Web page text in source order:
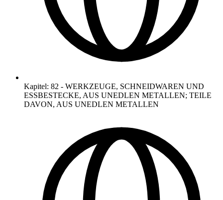
Kapitel: 82 - WERKZEUGE, SCHNEIDWAREN UND
ESSBESTECKE, AUS UNEDLEN METALLEN; TEILE
DAVON, AUS UNEDLEN METALLEN